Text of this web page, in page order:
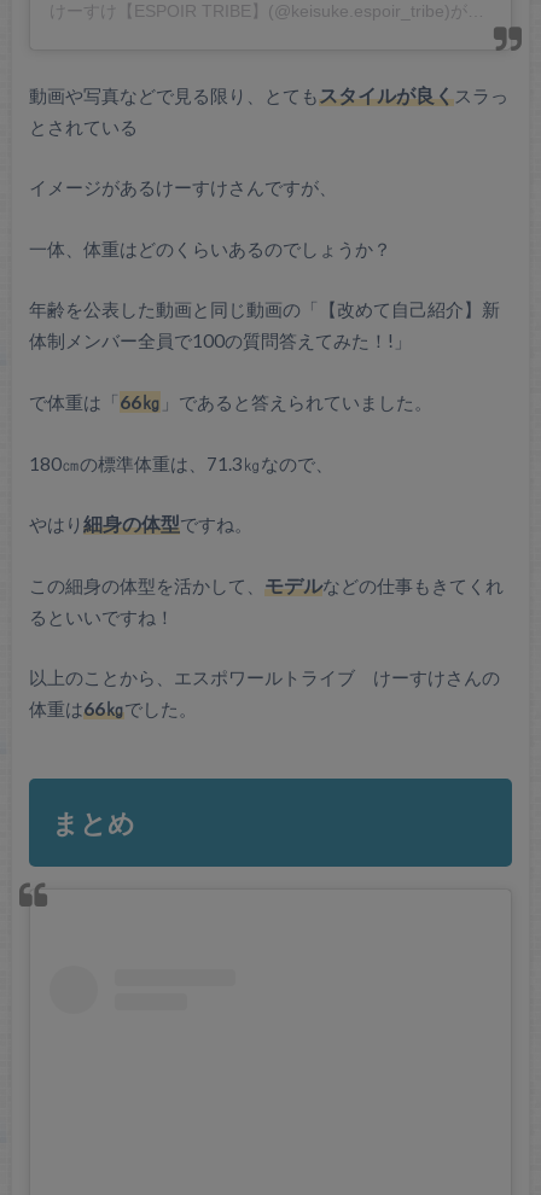
けーすけ【ESPOIR TRIBE】(@keisuke.espoir_tribe)がシェアした投稿
動画や写真などで見る限り、とてもスタイルが良くスラっ
とされている
イメージがあるけーすけさんですが、
一体、体重はどのくらいあるのでしょうか？
年齢を公表した動画と同じ動画の「【改めて自己紹介】新
体制メンバー全員で100の質問答えてみた！!」
で体重は「66㎏ 」であると答えられていました。
180㎝の標準体重は、71.3㎏なので、
やはり 細身の体型ですね。
この細身の体型を活かして、 モデルなどの仕事もきてくれ
るといいですね！
以上のことから、エスポワールトライブ けーすけさんの
体重は66㎏でした。
まとめ